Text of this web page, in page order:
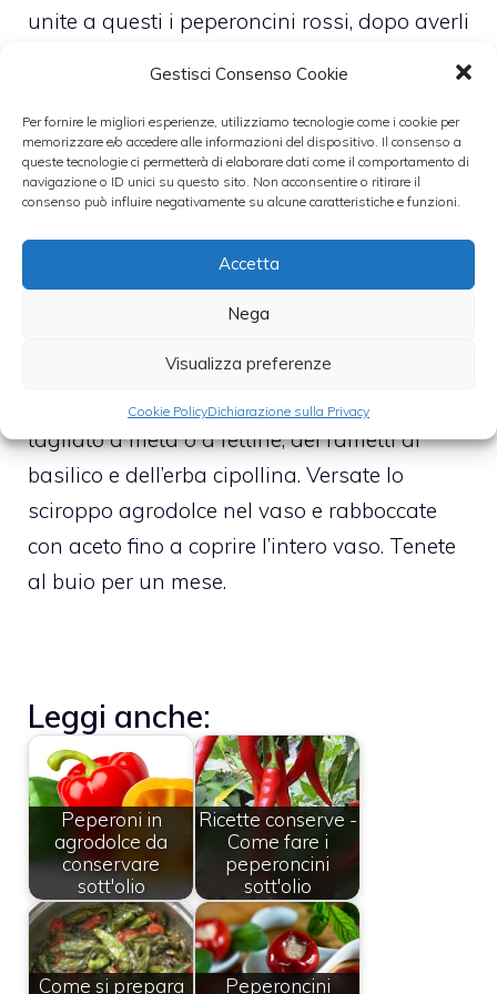
Gestisci Consenso Cookie
Per fornire le migliori esperienze, utilizziamo tecnologie come i cookie per
memorizzare e/o accedere alle informazioni del dispositivo. Il consenso a
queste tecnologie ci permetterà di elaborare dati come il comportamento di
navigazione o ID unici su questo sito. Non acconsentire o ritirare il
consenso può influire negativamente su alcune caratteristiche e funzioni.
Accetta
Nega
Visualizza preferenze
Cookie PolicyDichiarazione sulla Privacy
unite a questi i peperoncini rossi, dopo averli
siano completamente asciutti, su un
panno da cucina pulito.
l’aceto bianco di mele e un po’ di zucchero.
eliminare i semi, mettete nel vaso i cipollotti e
aggiungete dell’aglio privato della buccia e
tagliato a metà o a fettine, dei rametti di
basilico e dell’erba cipollina. Versate lo
sciroppo agrodolce nel vaso e rabboccate
con aceto fino a coprire l’intero vaso. Tenete
al buio per un mese.
Leggi anche:
Peperoni in
agrodolce da
conservare
sott'olio
Ricette conserve -
Come fare i
peperoncini
sott'olio
Come si prepara
Peperoncini